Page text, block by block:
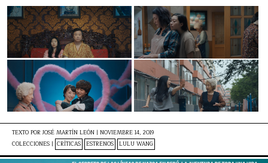
TEXTO POR JOSÉ MARTÍN LEÓN | NOVIEMBRE 14, 2019
COLECCIONES | CRÍTICAS ESTRENOS LULU WANG